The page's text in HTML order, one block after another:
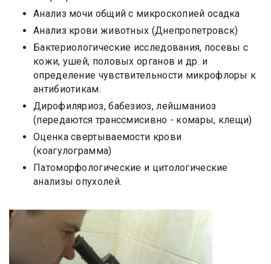
Анализ мочи общий с микроскопией осадка
Анализ крови животных (Днепропетровск)
Бактериологические исследования, посевы с
кожи, ушей, половых органов и др. и
определение чувствительности микрофлоры к
антибиотикам.
Дирофиляриоз, бабезиоз, лейшманиоз
(передаются транссмисивно - комары, клещи)
Оценка свертываемости крови
(коагулограмма)
Патоморфологические и цитологические
анализы опухолей.